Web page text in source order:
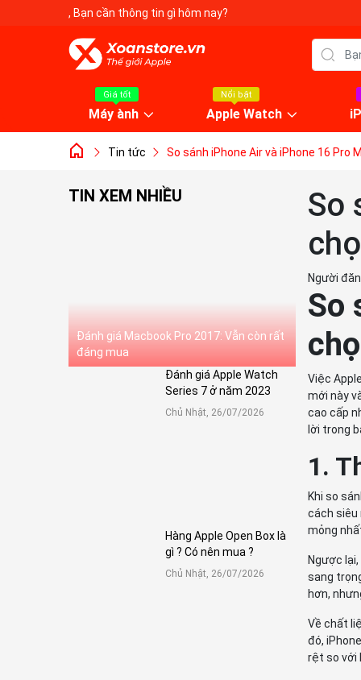
, Bạn cần thông tin gì hôm nay?
Giá tốt
Máy ành
Nổi bật
Apple Watch
Tin tức So sánh iPhone Air và iPhone 16 Pro
So
Người
So
Việc
mới này
cao cấp
lời trong
1.
Khi so
cách siêu
mỏng
Ngược
sang
hơn,
Về chất
đó,
rệt so với
TIN XEM NHIỀU
Đánh giá Macbook Pro 2017: Vẫn còn rất
đáng mua
Đánh giá Apple Watch
Series 7 ở năm 2023
Chủ Nhật, 26/07/2026
Hàng Apple Open Box là
gì ? Có nên mua ?
Chủ Nhật, 26/07/2026